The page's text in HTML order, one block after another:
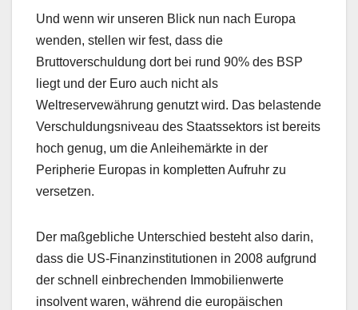
Und wenn wir unseren Blick nun nach Europa
wenden, stellen wir fest, dass die
Bruttoverschuldung dort bei rund 90% des BSP
liegt und der Euro auch nicht als
Weltreservewährung genutzt wird. Das belastende
Verschuldungsniveau des Staatssektors ist bereits
hoch genug, um die Anleihemärkte in der
Peripherie Europas in kompletten Aufruhr zu
versetzen.
Der maßgebliche Unterschied besteht also darin,
dass die US-Finanzinstitutionen in 2008 aufgrund
der schnell einbrechenden Immobilienwerte
insolvent waren, während die europäischen